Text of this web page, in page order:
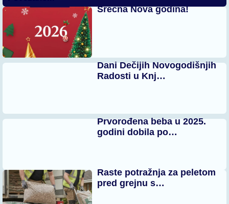
Srećna Nova godina!
Dani Dečijih Novogodišnjih
Radosti u Knj…
Prvorođena beba u 2025.
godini dobila po…
Raste potražnja za peletom
pred grejnu s…